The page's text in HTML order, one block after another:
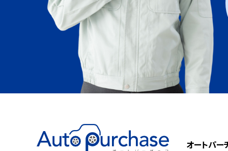
オートパ